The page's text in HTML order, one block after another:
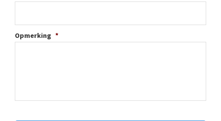
Opmerking *